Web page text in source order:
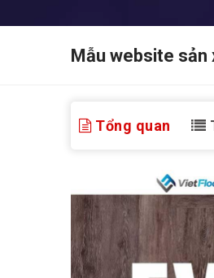
Mẫu website sản
Tổng quan